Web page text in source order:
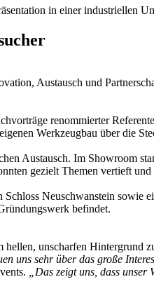
Austausch und
renommierter
Werkzeugbau über die
Austausch. Im Showroom
gezielt Themen vertieft und
Neuschwanstein
befindet.
uns sehr über das große
„Das zeigt uns, dass